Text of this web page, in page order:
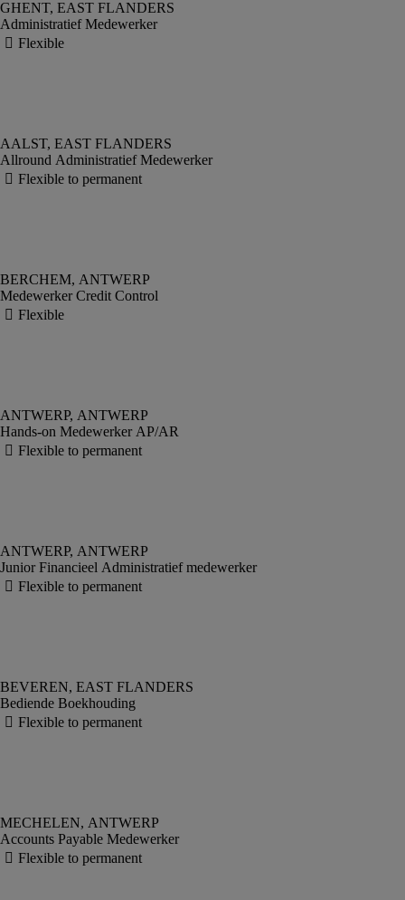
Administratief Medewerker
Allround Administratief Medewerker
Medewerker Credit Control
Hands-on Medewerker AP/AR
Junior Financieel Administratief medewerker
Bediende Boekhouding
Accounts Payable Medewerker